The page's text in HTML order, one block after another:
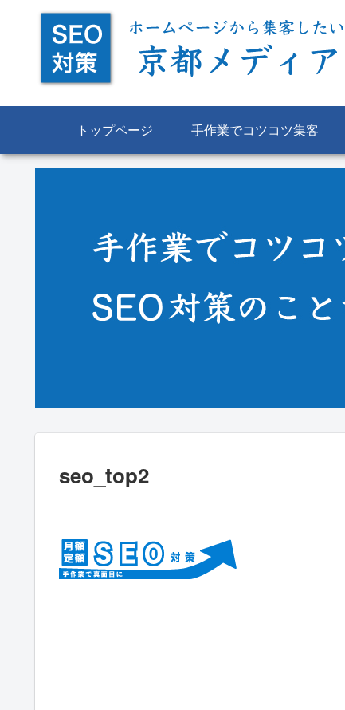
トップページ 手作業でコツコツ集客
seo_top2